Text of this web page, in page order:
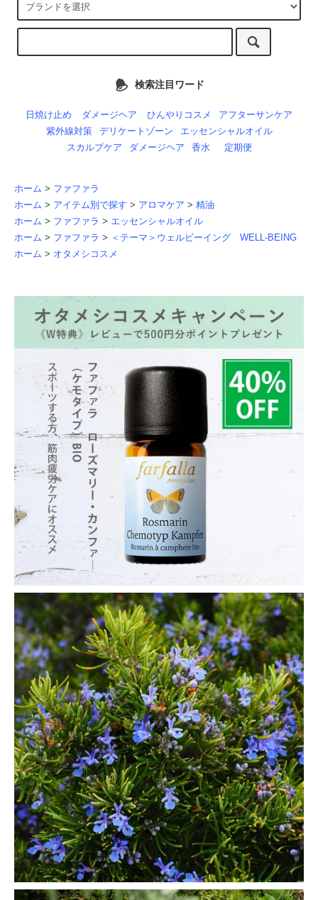
検索注目ワード
日焼け止め ダメージヘア ひんやりコスメ
アフターサンケア
紫外線対策
デリケートゾーン
エッセンシャルオイル
スカルプケア
ダメージヘア 香水 定期便
ホーム > ファファラ
ホーム > アイテム別で探す > アロマケア > 精油
ホーム > ファファラ > エッセンシャルオイル
ホーム > ファファラ > ＜テーマ＞ウェルビーイング WELL-BEING
ホーム > オタメシコスメ